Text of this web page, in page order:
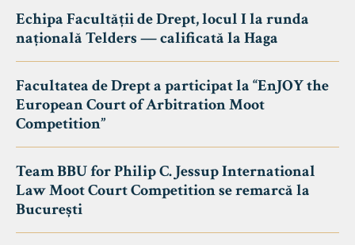
Echipa Facultății de Drept, locul I la runda
națională Telders — calificată la Haga
Facultatea de Drept a participat la “EnJOY the
European Court of Arbitration Moot
Competition”
Team BBU for Philip C. Jessup International
Law Moot Court Competition se remarcă la
București